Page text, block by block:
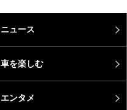
ニュース
車を楽しむ
エンタメ